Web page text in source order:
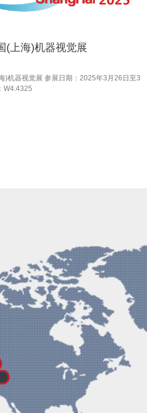
(上海)机器视觉展
)机器视觉展 参展日期：2025年3月26日至3
W4.4325